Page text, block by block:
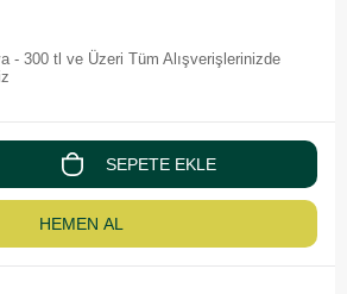
- 300 tl ve Üzeri Tüm Alışverişlerinizde